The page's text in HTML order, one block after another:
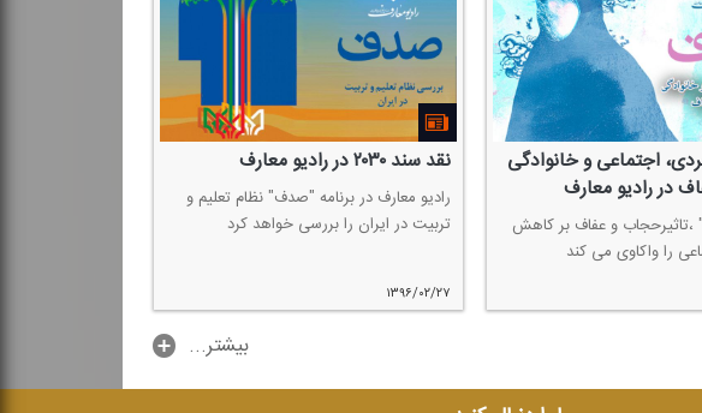
اجتماعی و خانوادگی
در رادیو معارف
،تاثیرحجاب و عفاف بر كاهش
را واكاوی می كند
نقد سند ۲۰۳۰ در رادیو معارف
رادیو معارف در برنامه "صدف" نظام تعلیم و
تربیت در ایران را بررسی خواهد كرد
۱۳۹۶/۰۲/۲۷
...بیشتر